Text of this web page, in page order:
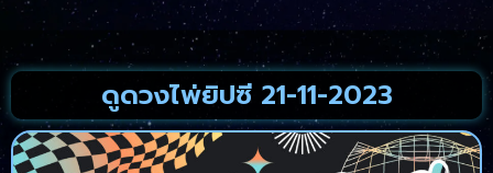
ดูดวงไพ่ยิปซี 21-11-2023